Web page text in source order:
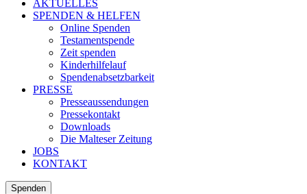
AKTUELLES
SPENDEN & HELFEN
Online Spenden
Testamentspende
Zeit spenden
Kinderhilfelauf
Spendenabsetzbarkeit
PRESSE
Presseaussendungen
Pressekontakt
Downloads
Die Malteser Zeitung
JOBS
KONTAKT
Spenden